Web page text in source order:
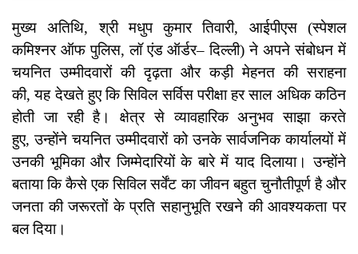
मुख्य अतिथि, श्री मधुप कुमार तिवारी, आईपीएस (स्पेशल
कमिश्नर ऑफ पुलिस, लॉ एंड ऑर्डर– दिल्ली) ने अपने संबोधन में
चयनित उम्मीदवारों की दृढ़ता और कड़ी मेहनत की सराहना
की, यह देखते हुए कि सिविल सर्विस परीक्षा हर साल अधिक कठिन
होती जा रही है। क्षेत्र से व्यावहारिक अनुभव साझा करते
हुए, उन्होंने चयनित उम्मीदवारों को उनके सार्वजनिक कार्यालयों में
उनकी भूमिका और जिम्मेदारियों के बारे में याद दिलाया। उन्होंने
बताया कि कैसे एक सिविल सर्वेंट का जीवन बहुत चुनौतीपूर्ण है और
जनता की जरूरतों के प्रति सहानुभूति रखने की आवश्यकता पर
बल दिया।